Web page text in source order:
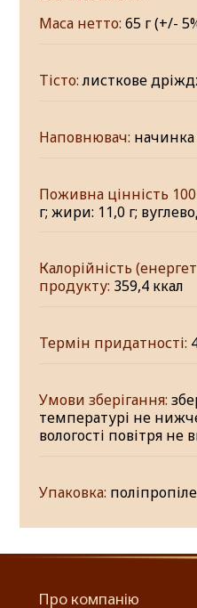
Маса нетто: 65 г (+/-
Тісто:листкове
Наповнювач:
Поживна цінність
г; жири: 11,0 г;
Калорійність
продукту: 359,4 ккал
Термін придатності:
Умови зберігання:
температурі не
вологості повітря не
Упаковка:
Про компанію